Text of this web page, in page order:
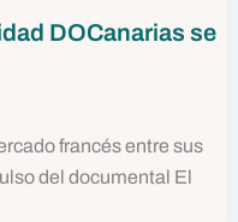
DOCanarias se
francés entre sus
del documental El